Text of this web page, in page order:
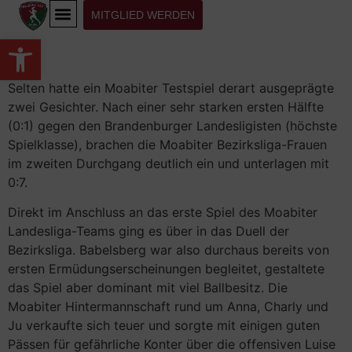
Werkzeugleiste öffnen
MITGLIED WERDEN
Selten hatte ein Moabiter Testspiel derart ausgeprägte
zwei Gesichter. Nach einer sehr starken ersten Hälfte
(0:1) gegen den Brandenburger Landesligisten (höchste
Spielklasse), brachen die Moabiter Bezirksliga-Frauen
im zweiten Durchgang deutlich ein und unterlagen mit
0:7.
Direkt im Anschluss an das erste Spiel des Moabiter
Landesliga-Teams ging es über in das Duell der
Bezirksliga. Babelsberg war also durchaus bereits von
ersten Ermüdungserscheinungen begleitet, gestaltete
das Spiel aber dominant mit viel Ballbesitz. Die
Moabiter Hintermannschaft rund um Anna, Charly und
Ju verkaufte sich teuer und sorgte mit einigen guten
Pässen für gefährliche Konter über die offensiven Luise